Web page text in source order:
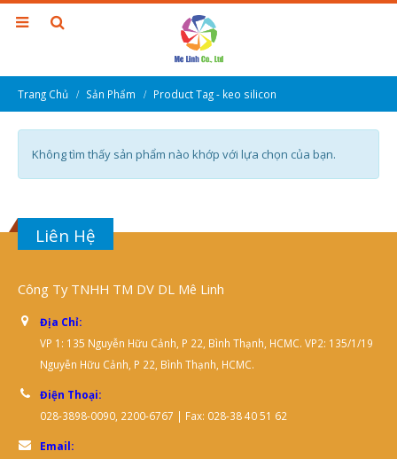
Trang Chủ Sản Phẩm Product Tag - keo silicon
Không tìm thấy sản phẩm nào khớp với lựa chọn của bạn.
Liên Hệ
Công Ty TNHH TM DV DL Mê Linh
Địa Chỉ:
VP 1: 135 Nguyễn Hữu Cảnh, P 22, Bình Thạnh, HCMC. VP2: 135/1/19
Nguyễn Hữu Cảnh, P 22, Bình Thạnh, HCMC.
Điện Thoại:
028-3898-0090, 2200-6767 | Fax: 028-38 40 51 62
Email: